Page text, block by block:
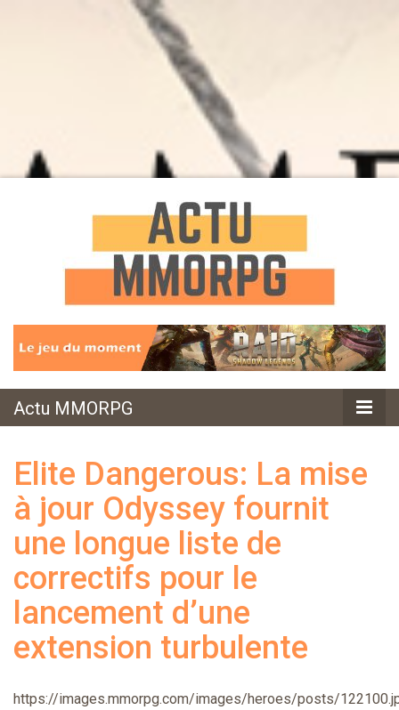
Actu
MMORPG
Actu MMORPG
Elite Dangerous: La mise
à jour Odyssey fournit
une longue liste de
correctifs pour le
lancement d’une
extension turbulente
https://images.mmorpg.com/images/heroes/posts/